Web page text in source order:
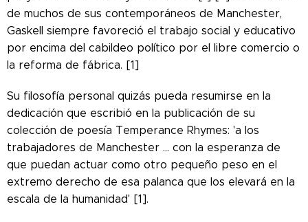
de muchos de sus contemporáneos de Manchester,
Gaskell siempre favoreció el trabajo social y educativo
por encima del cabildeo político por el libre comercio o
la reforma de fábrica. [1]
Su filosofía personal quizás pueda resumirse en la
dedicación que escribió en la publicación de su
colección de poesía Temperance Rhymes: 'a los
trabajadores de Manchester ... con la esperanza de
que puedan actuar como otro pequeño peso en el
extremo derecho de esa palanca que los elevará en la
escala de la humanidad' [1].